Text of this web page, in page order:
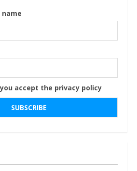
accept the privacy policy